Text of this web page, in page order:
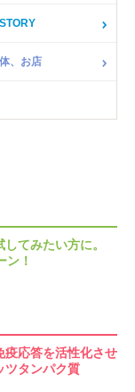
、お店
てみたい方に。
ン！
疫応答を活性化させ
ツタンパク質